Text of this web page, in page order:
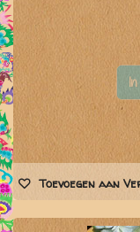
Toevoegen aan